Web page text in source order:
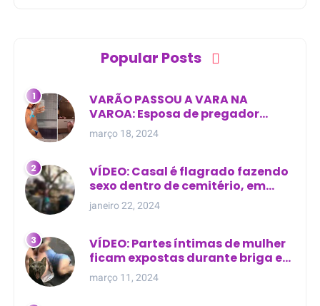
Popular Posts
VARÃO PASSOU A VARA NA
VAROA: Esposa de pregador
evangélico descobre
relacionamento extra-conjugal
março 18, 2024
VÍDEO: Casal é flagrado fazendo
sexo dentro de cemitério, em
cima de túmulo no Maranhão
janeiro 22, 2024
VÍDEO: Partes íntimas de mulher
ficam expostas durante briga em
Manaus
março 11, 2024